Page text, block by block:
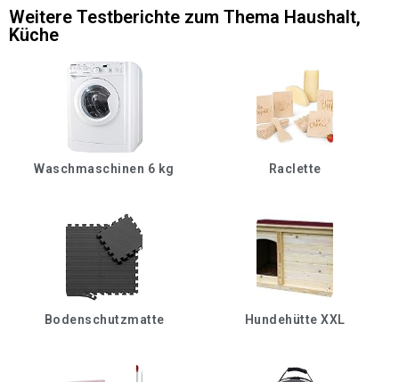
Weitere Testberichte zum Thema Haushalt,
Küche
Waschmaschinen 6 kg Raclette
Bodenschutzmatte Hundehütte XXL